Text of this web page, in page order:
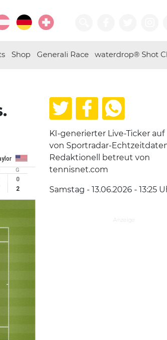
Shop Generali Race waterdrop® Shot
G
0
2
KI-generierter Live-Ticker auf
von Sportradar-
Redaktionell betreut von
tennisnet.com
Samstag - 13.06.2026 - 13:25